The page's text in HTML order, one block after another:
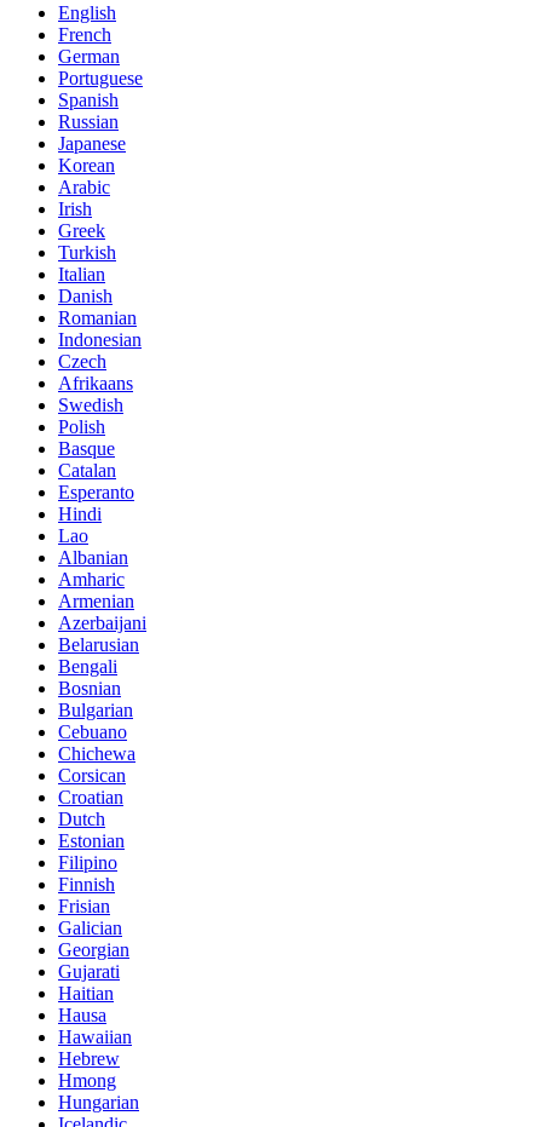
English
French
German
Portuguese
Spanish
Russian
Japanese
Korean
Arabic
Irish
Greek
Turkish
Italian
Danish
Romanian
Indonesian
Czech
Afrikaans
Swedish
Polish
Basque
Catalan
Esperanto
Hindi
Lao
Albanian
Amharic
Armenian
Azerbaijani
Belarusian
Bengali
Bosnian
Bulgarian
Cebuano
Chichewa
Corsican
Croatian
Dutch
Estonian
Filipino
Finnish
Frisian
Galician
Georgian
Gujarati
Haitian
Hausa
Hawaiian
Hebrew
Hmong
Hungarian